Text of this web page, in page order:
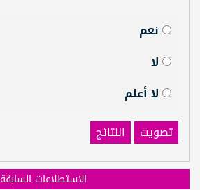
نعم
لا
لا أعلم
تصويت
النتائج
الاستطلاعات السابقة